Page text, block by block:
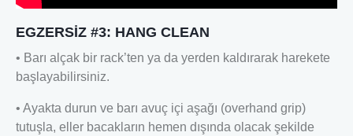
EGZERSİZ #3: HANG CLEAN
• Barı alçak bir rack’ten ya da yerden kaldırarak harekete
başlayabilirsiniz.
• Ayakta durun ve barı avuç içi aşağı (overhand grip)
tutuşla, eller bacakların hemen dışında olacak şekilde